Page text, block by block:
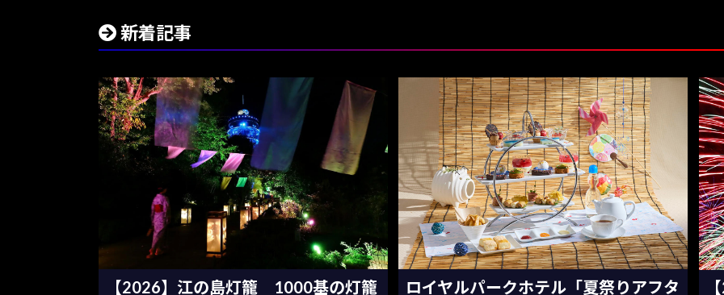
新着記事
【2026】江の島灯籠 1000基の灯籠 ロイヤルパークホテル「夏祭りアフタ